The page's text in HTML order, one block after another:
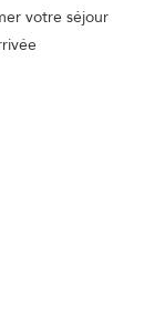
votre séjour